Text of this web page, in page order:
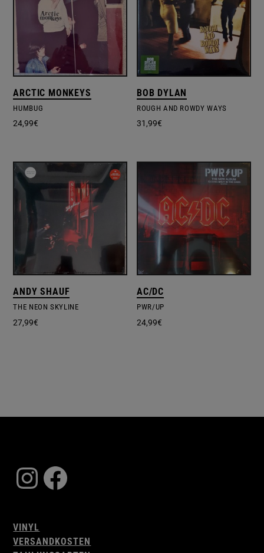
ARCTIC MONKEYS
HUMBUG
24,99€
BOB DYLAN
ROUGH AND ROWDY WAYS
31,99€
ANDY SHAUF
THE NEON SKYLINE
27,99€
AC/DC
PWR/UP
24,99€
Instagram
Facebook
VINYL
VERSANDKOSTEN